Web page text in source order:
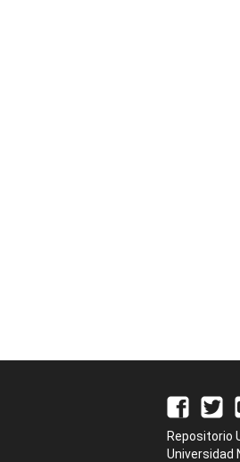
Repositorio
Universidad